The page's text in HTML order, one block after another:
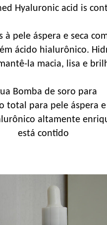
Hyaluronic acid is
à pele áspera e seca
ácido hialurônico.
la macia, lisa e
Bomba de soro para
total para pele áspera e
altamente
está contido